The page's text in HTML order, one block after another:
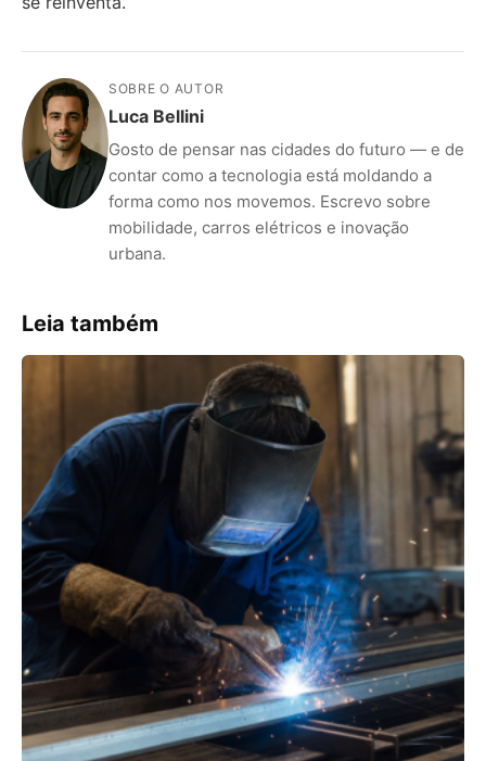
SOBRE O AUTOR
Luca Bellini
Gosto de pensar nas cidades do futuro — e de
contar como a tecnologia está moldando a
forma como nos movemos. Escrevo sobre
mobilidade, carros elétricos e inovação
urbana.
Leia também